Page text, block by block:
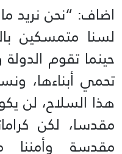
اضاف: “نحن نريد
لسنا متمسكين
حينما تقوم
تحمي أبناءها،
هذا السلاح، لن
مقدسا، لكن
مقدسة